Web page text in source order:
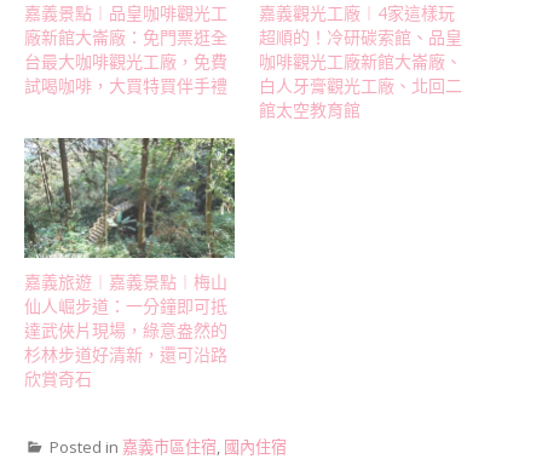
嘉義景點︱品皇咖啡觀光工
廠新館大崙廠：免門票逛全
台最大咖啡觀光工廠，免費
試喝咖啡，大買特買伴手禮
嘉義觀光工廠︱4家這樣玩
超順的！冷研碳索館、品皇
咖啡觀光工廠新館大崙廠、
白人牙膏觀光工廠、北回二
館太空教育館
嘉義旅遊︱嘉義景點︱梅山
仙人崛步道：一分鐘即可抵
達武俠片現場，綠意盎然的
杉林步道好清新，還可沿路
欣賞奇石
Posted in 嘉義市區住宿, 國內住宿